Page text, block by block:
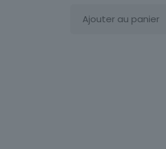
Ajouter au panier